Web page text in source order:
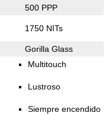
500 PPP
1750 NITs
Gorilla Glass
Multitouch
Lustroso
Siempre encendido